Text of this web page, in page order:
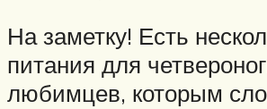
На заметку! Есть
питания для
любимцев, которым